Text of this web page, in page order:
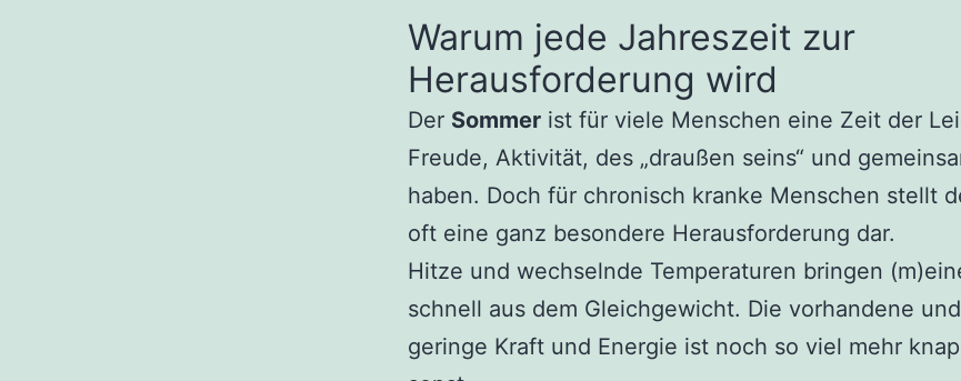
Warum jede Jahreszeit zur
Herausforderung wird
Der Sommer ist für viele Menschen eine Zeit der
Freude, Aktivität, des „draußen seins“ und
haben. Doch für chronisch kranke Menschen stellt
oft eine ganz besondere Herausforderung dar.
Hitze und wechselnde Temperaturen bringen
schnell aus dem Gleichgewicht. Die vorhandene
geringe Kraft und Energie ist noch so viel mehr